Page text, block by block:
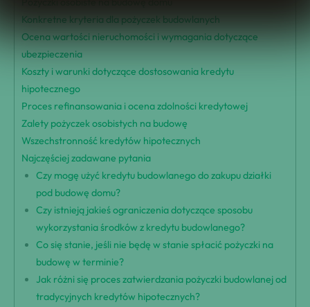
Konkretne kryteria dla pożyczek budowlanych
Ocena wartości nieruchomości i wymagania dotyczące
ubezpieczenia
Koszty i warunki dotyczące dostosowania kredytu
hipotecznego
Proces refinansowania i ocena zdolności kredytowej
Zalety pożyczek osobistych na budowę
Wszechstronność kredytów hipotecznych
Najczęściej zadawane pytania
Czy mogę użyć kredytu budowlanego do zakupu działki
pod budowę domu?
Czy istnieją jakieś ograniczenia dotyczące sposobu
wykorzystania środków z kredytu budowlanego?
Co się stanie, jeśli nie będę w stanie spłacić pożyczki na
budowę w terminie?
Jak różni się proces zatwierdzania pożyczki budowlanej od
tradycyjnych kredytów hipotecznych?